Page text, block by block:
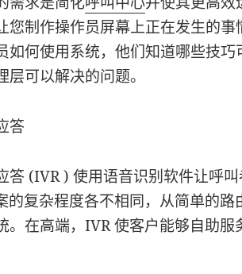
您制作操作员屏幕上正在发生的
如何使用系统，他们知道哪些技
层可以解决的问题。
答
答 (IVR ) 使用语音识别软件让呼叫
的复杂程度各不相同，从简单的
。在高端，IVR 使客户能够自助